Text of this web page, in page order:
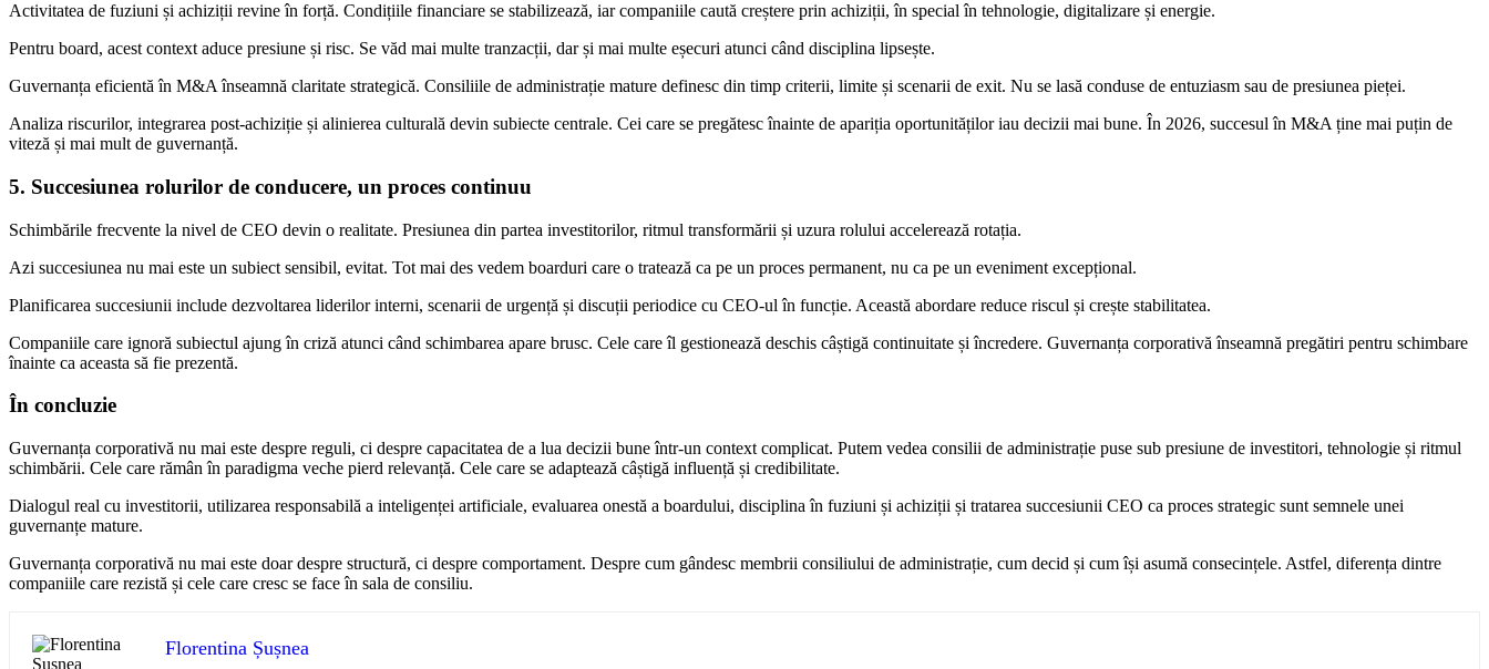
Activitatea de fuziuni și achiziții revine în forță. Condițiile financiare se stabilizează, iar companiile caută creștere prin achiziții, în special în tehnologie, digitalizare și energie.
Pentru board, acest context aduce presiune și risc. Se văd mai multe tranzacții, dar și mai multe eșecuri atunci când disciplina lipsește.
Guvernanța eficientă în M&A înseamnă claritate strategică. Consiliile de administrație mature definesc din timp criterii, limite și scenarii de exit. Nu se lasă conduse de entuziasm sau de presiunea pieței.
Analiza riscurilor, integrarea post-achiziție și alinierea culturală devin subiecte centrale. Cei care se pregătesc înainte de apariția oportunităților iau decizii mai bune. În 2026, succesul în M&A ține mai puțin de
viteză și mai mult de guvernanță.
5. Succesiunea rolurilor de conducere, un proces continuu
Schimbările frecvente la nivel de CEO devin o realitate. Presiunea din partea investitorilor, ritmul transformării și uzura rolului accelerează rotația.
Azi succesiunea nu mai este un subiect sensibil, evitat. Tot mai des vedem boarduri care o tratează ca pe un proces permanent, nu ca pe un eveniment excepțional.
Planificarea succesiunii include dezvoltarea liderilor interni, scenarii de urgență și discuții periodice cu CEO-ul în funcție. Această abordare reduce riscul și crește stabilitatea.
Companiile care ignoră subiectul ajung în criză atunci când schimbarea apare brusc. Cele care îl gestionează deschis câștigă continuitate și încredere. Guvernanța corporativă înseamnă pregătiri pentru schimbare
înainte ca aceasta să fie prezentă.
În concluzie
Guvernanța corporativă nu mai este despre reguli, ci despre capacitatea de a lua decizii bune într-un context complicat. Putem vedea consilii de administrație puse sub presiune de investitori, tehnologie și ritmul
schimbării. Cele care rămân în paradigma veche pierd relevanță. Cele care se adaptează câștigă influență și credibilitate.
Dialogul real cu investitorii, utilizarea responsabilă a inteligenței artificiale, evaluarea onestă a boardului, disciplina în fuziuni și achiziții și tratarea succesiunii CEO ca proces strategic sunt semnele unei
guvernanțe mature.
Guvernanța corporativă nu mai este doar despre structură, ci despre comportament. Despre cum gândesc membrii consiliului de administrație, cum decid și cum își asumă consecințele. Astfel, diferența dintre
companiile care rezistă și cele care cresc se face în sala de consiliu.
Florentina Șușnea